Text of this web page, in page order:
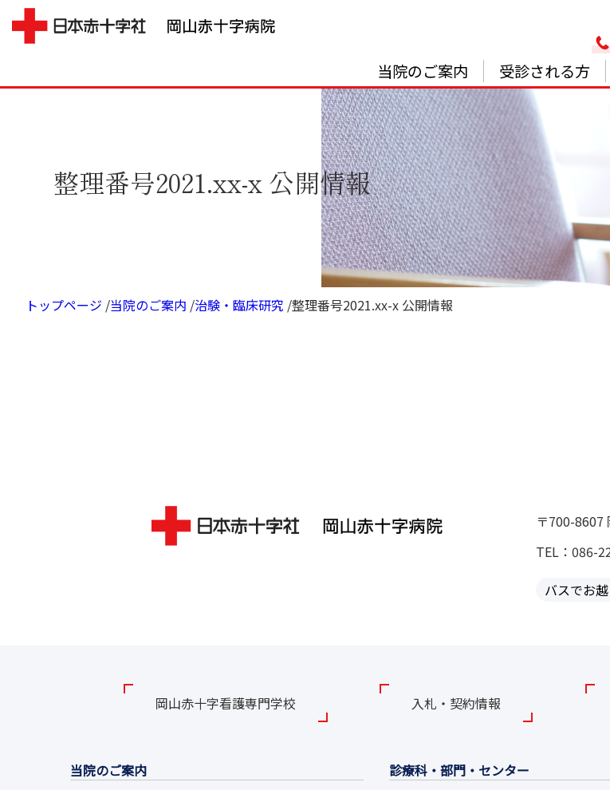
当院のご案内 受診される方
整理番号2021.xx-x 公開情報
トップページ /当院のご案内 /治験・臨床研究 /整理番号2021.xx-x 公開情報
〒700-8607
TEL：086-
バスでお
岡山赤十字看護専門学校 入札・契約情報
当院のご案内
診療科・部門・センター